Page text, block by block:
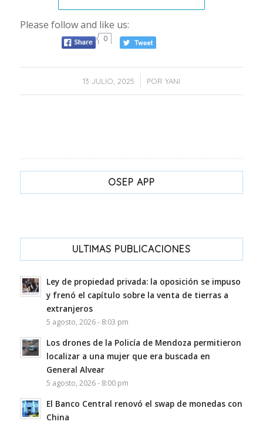
Please follow and like us:
0
13 JULIO, 2025
/ POR YANI
OSEP APP
ULTIMAS PUBLICACIONES
Ley de propiedad privada: la oposición se impuso
y frenó el capítulo sobre la venta de tierras a
extranjeros
5 agosto, 2026 - 8:03 pm
Los drones de la Policía de Mendoza permitieron
localizar a una mujer que era buscada en
General Alvear
5 agosto, 2026 - 8:00 pm
El Banco Central renovó el swap de monedas con
China